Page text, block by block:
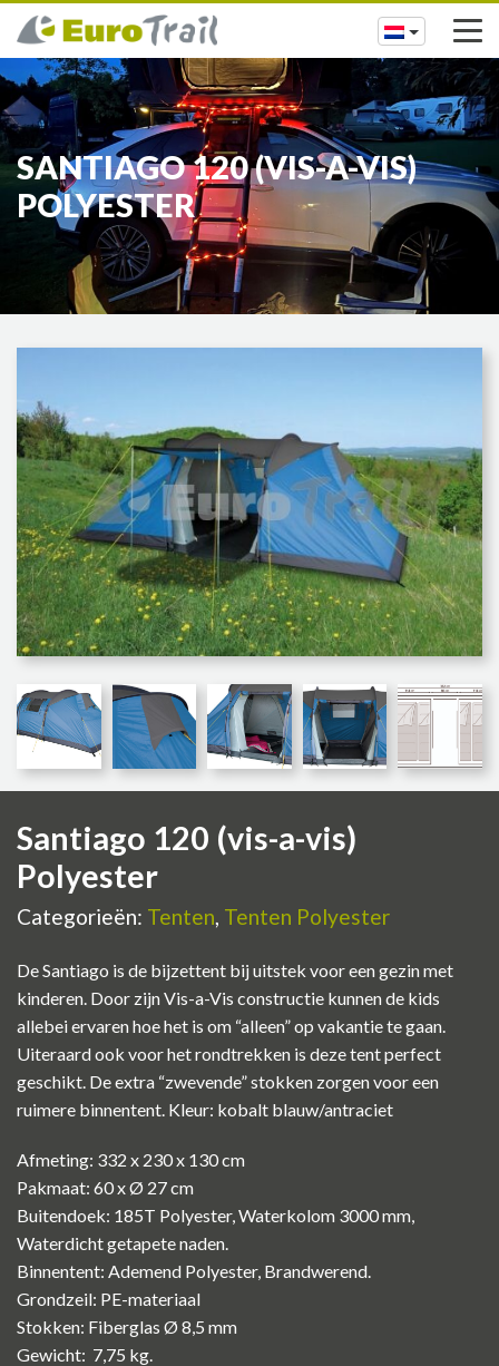
SANTIAGO 120 (VIS-A-VIS)
POLYESTER
Santiago 120 (vis-a-vis)
Polyester
Categorieën: Tenten Tenten Polyester
De Santiago is de bijzettent bij uitstek voor een gezin met
kinderen. Door zijn Vis-a-Vis constructie kunnen de kids
allebei ervaren hoe het is om “alleen” op vakantie te gaan.
Uiteraard ook voor het rondtrekken is deze tent perfect
geschikt. De extra “zwevende” stokken zorgen voor een
ruimere binnentent. Kleur: kobalt blauw/antraciet
Afmeting: 332 x 230 x 130 cm
Pakmaat: 60 x Ø 27 cm
Buitendoek: 185T Polyester, Waterkolom 3000 mm,
Waterdicht getapete naden.
Binnentent: Ademend Polyester, Brandwerend.
Grondzeil: PE-materiaal
Stokken: Fiberglas Ø 8,5 mm
Gewicht: 7,75 kg.